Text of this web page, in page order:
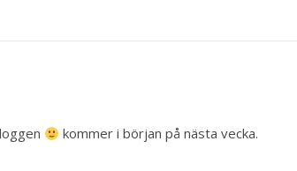
kommer i början på nästa vecka.